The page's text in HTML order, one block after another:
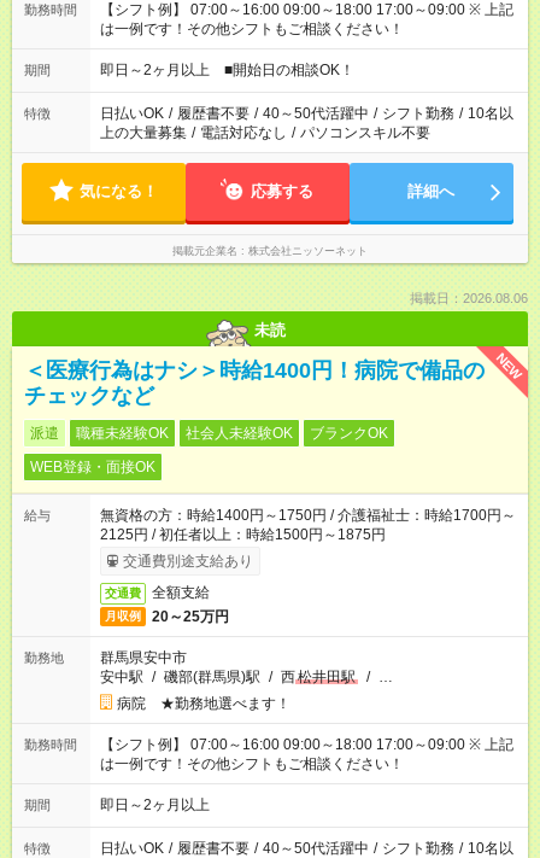
勤務時間
【シフト例】 07:00～16:00 09:00～18:00 17:00～09:00 ※ 上記
は一例です！その他シフトもご相談ください！
期間 即日～2ヶ月以上 ■開始日の相談OK！
特徴 日払いOK / 履歴書不要 / 40～50代活躍中 / シフト勤務 / 10名以
上の大量募集 / 電話対応なし / パソコンスキル不要
気になる！ 応募する 詳細へ
掲載元企業名 株式会社ニッソーネット
掲載日：2026.08.06
未読
NEW
＜医療行為はナシ＞時給1400円！病院で備品の
チェックなど
派遣 職種未経験OK 社会人未経験OK
ブランクOK
WEB登録・面接OK
給与
無資格の方：時給1400円～1750円 / 介護福祉士：時給1700円～
2125円 / 初任者以上：時給1500円～1875円
交通費別途支給あり
交通費 全額支給
月収例 20～25万円
勤務地
群馬県安中市
安中駅 / 磯部(群馬県)駅 / 西松井田駅 / …
病院 ★勤務地選べます！
勤務時間
【シフト例】 07:00～16:00 09:00～18:00 17:00～09:00 ※ 上記
は一例です！その他シフトもご相談ください！
期間 即日～2ヶ月以上
特徴 日払いOK / 履歴書不要 / 40～50代活躍中 / シフト勤務 / 10名以